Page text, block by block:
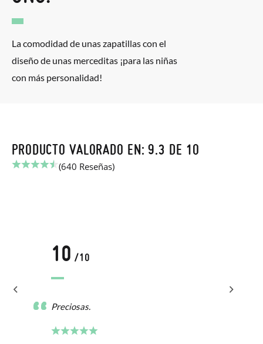
La comodidad de unas zapatillas con el
diseño de unas merceditas ¡para las niñas
con más personalidad!
PRODUCTO VALORADO EN: 9.3 DE 10
(640 Reseñas)
10 /10
Preciosas.